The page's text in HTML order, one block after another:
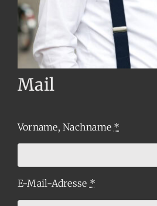
Mail
Vorname, Nachname *
E-Mail-Adresse *